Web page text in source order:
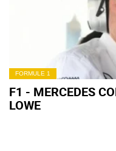
FORMULE 1
F1 - MERCEDES
LOWE